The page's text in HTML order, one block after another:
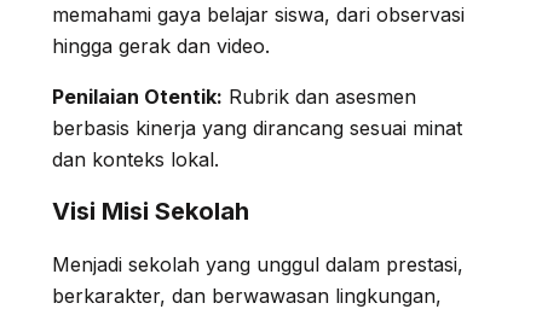
memahami gaya belajar siswa, dari observasi
hingga gerak dan video.
Penilaian Otentik: Rubrik dan asesmen
berbasis kinerja yang dirancang sesuai minat
dan konteks lokal.
Visi Misi Sekolah
Menjadi sekolah yang unggul dalam prestasi,
berkarakter, dan berwawasan lingkungan,